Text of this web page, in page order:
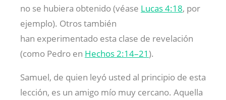
no se hubiera obtenido (véase Lucas 4:18, por
ejemplo). Otros también
han experimentado esta clase de revelación
(como Pedro en Hechos 2:14–21).
Samuel, de quien leyó usted al principio de esta
lección, es un amigo mío muy cercano. Aquella